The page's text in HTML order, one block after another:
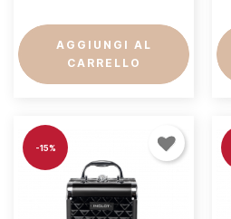
AGGIUNGI AL
CARRELLO
-15%